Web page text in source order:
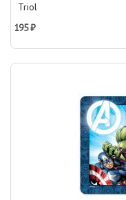
Triol
195 ₽